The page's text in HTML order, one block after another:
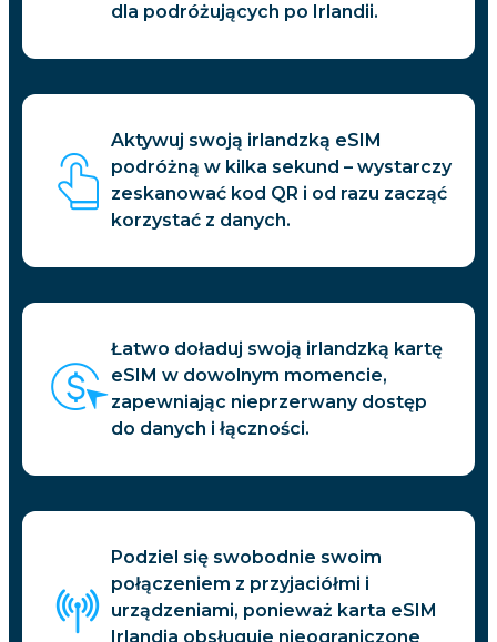
dla podróżujących po Irlandii.
Aktywuj swoją irlandzką eSIM
podróżną w kilka sekund – wystarczy
zeskanować kod QR i od razu zacząć
korzystać z danych.
Łatwo doładuj swoją irlandzką kartę
eSIM w dowolnym momencie,
zapewniając nieprzerwany dostęp
do danych i łączności.
Podziel się swobodnie swoim
połączeniem z przyjaciółmi i
urządzeniami, ponieważ karta eSIM
Irlandia obsługuje nieograniczone